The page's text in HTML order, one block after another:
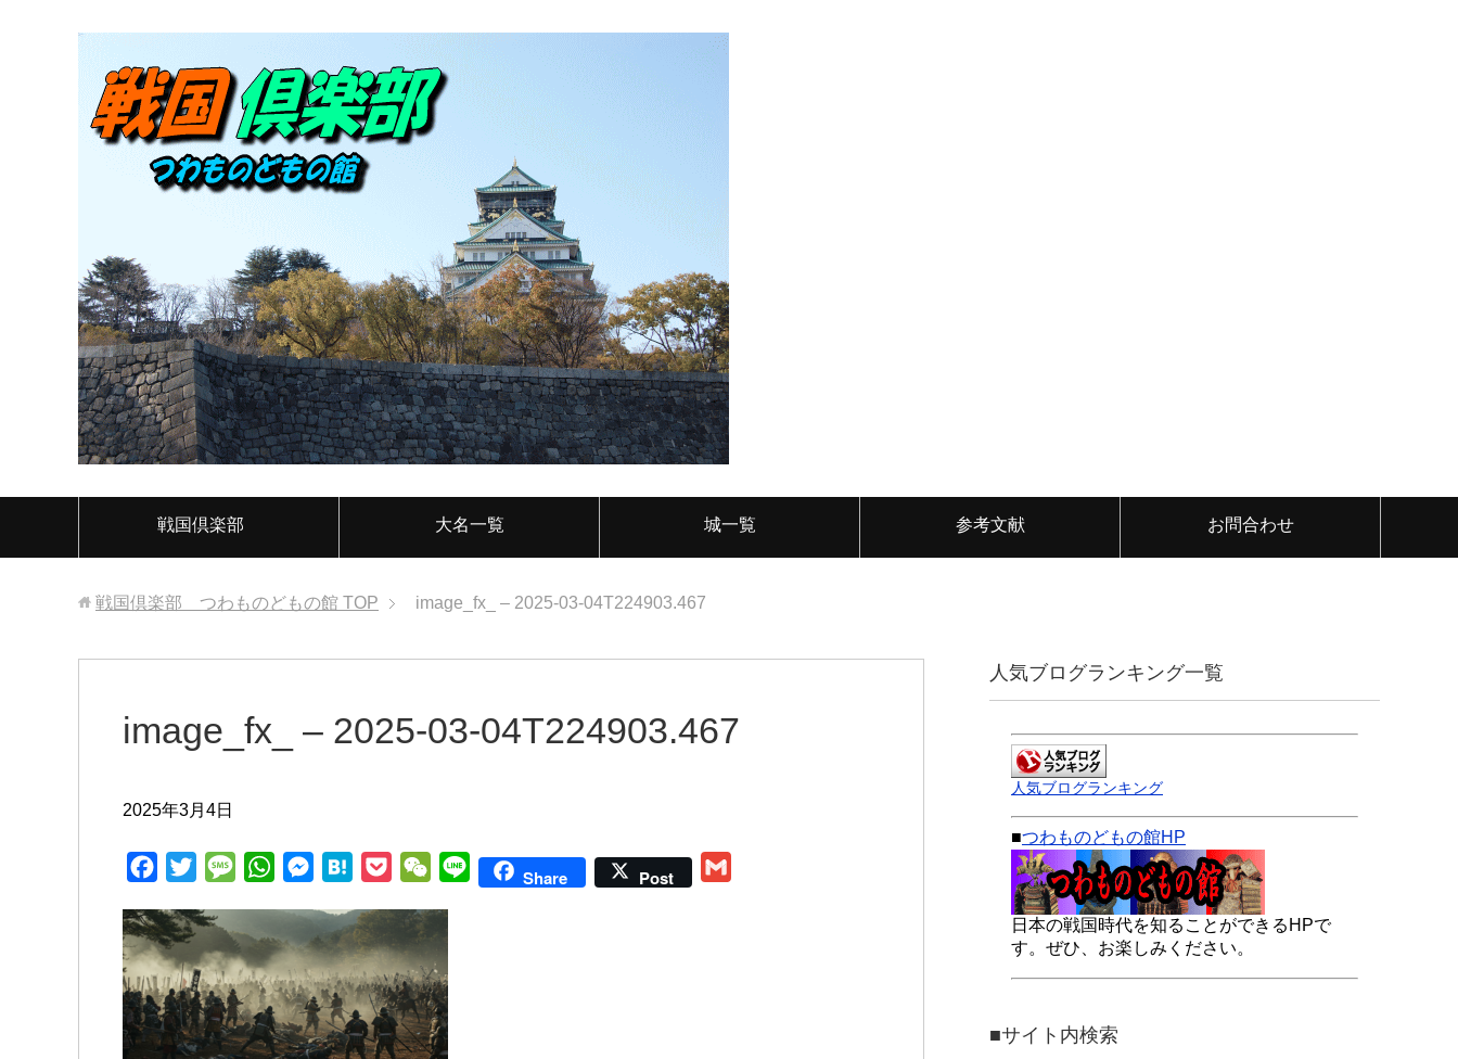
戦国倶楽部 大名一覧 城一覧 参考文献 お問合わせ
戦国倶楽部 つわものどもの館 TOP image_fx_ – 2025-03-04T224903.467
image_fx_ – 2025-03-04T224903.467
2025年3月4日
c
e
b
o
o
i
t
t
e
r
M
s
a
g
e
W
t
s
A
p
s
e
n
g
t
e
n
a
k
e
t
W
h
a
t
L
Share Post
人気ブログランキング一覧
人気ブログランキング
■つわものどもの館HP
日本の戦国時代を知ることができるHPで
す。ぜひ、お楽しみください。
■サイト内検索